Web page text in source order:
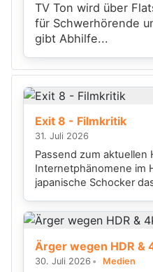
TV Ton wird über
für Schwerhörende
gibt Abhilfe...
Exit 8 - Filmkritik
31. Juli 2026
Passend zum aktuellen
Internetphänomene im
japanische Schocker
Ärger wegen HDR &
30. Juli 2026 Medien